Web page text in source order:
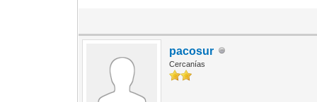
pacosur
Cercanías